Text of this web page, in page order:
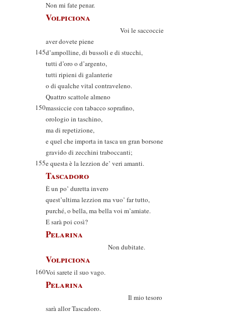
Non mi fate penar.
Volpiciona
Voi le saccoccie
aver dovete piene
145d’ampolline, di bussoli e di stucchi,
tutti d’oro o d’argento,
tutti ripieni di galanterie
o di qualche vital contraveleno.
Quattro scattole almeno
150massiccie con tabacco soprafino,
orologio in taschino,
ma di repetizione,
e quel che importa in tasca un gran borsone
gravido di zecchini traboccanti;
155e questa è la lezzion de’ veri amanti.
Tascadoro
È un po’ duretta invero
quest’ultima lezzion ma vuo’ far tutto,
purché, o bella, ma bella voi m’amiate.
E sarà poi così?
Pelarina
Non dubitate.
Volpiciona
160Voi sarete il suo vago.
Pelarina
Il mio tesoro
sarà allor Tascadoro.